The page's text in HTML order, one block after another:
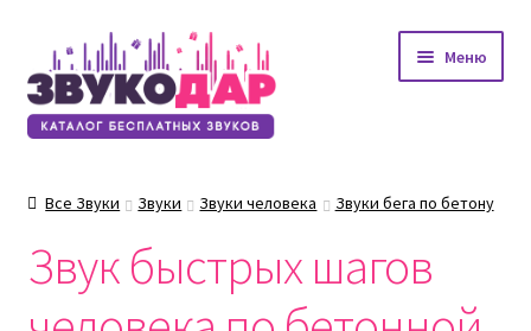
Перейти
к
навигации
Перейти
к
содержимому
Меню
Все Звуки Звуки Звуки человека Звуки бега по бетону
Звук быстрых шагов